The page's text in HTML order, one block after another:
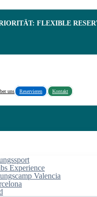
FLEXIBLE
uns Reservieren Kontakt
Experience
Valencia